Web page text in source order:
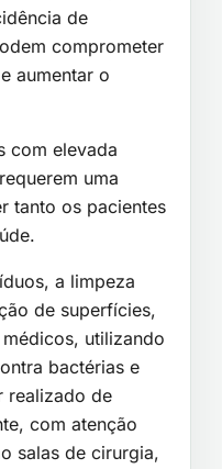
de
comprometer
aumentar o
com elevada
uma
tanto os pacientes
a limpeza
de superfícies,
utilizando
bactérias e
realizado de
com atenção
salas de cirurgia,